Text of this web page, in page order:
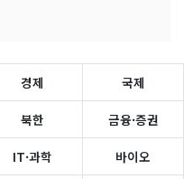
경제 국제
북한 금융·증권
IT·과학 바이오